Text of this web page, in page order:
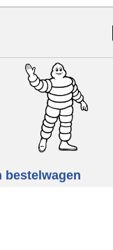
bestelwagen